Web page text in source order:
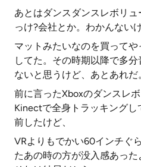
あとはダンスダンスレボリ
っけ?会社とか。わかんない
マットみたいなのを買って
してた。その時期以降で多
ないと思うけど、あとあれだ
前に言ったXboxのダンスレ
Kinectで全身トラッキングし
前したけど、
VRよりもでかい60インチぐ
たあの時の方が没入感あった